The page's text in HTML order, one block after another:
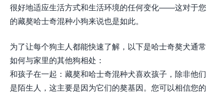
很好地适应生活方式和生活环境的任何变化——这对于您
的藏獒哈士奇混种小狗来说也是如此。
为了让每个狗主人都能快速了解，以下是哈士奇獒犬通常
如何与家里的其他狗相处：
和孩子在一起：藏獒和哈士奇混种犬喜欢孩子，除非他们
是陌生人，这主要是因为它们的獒基因。您可以相信您的